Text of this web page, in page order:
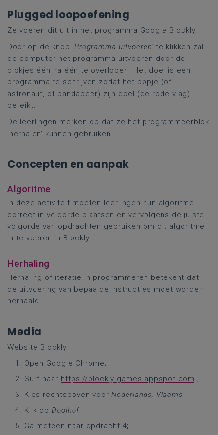
Plugged loopoefening
Ze voeren dit uit in het programma Google Blockly.
Door op de knop 'Programma uitvoeren' te klikken zal
de computer het programma uitvoeren door de
blokjes één na één te overlopen. Het doel is een
programma te schrijven zodat het popje (of
astronaut, of pandabeer) zijn doel (de rode vlag)
bereikt.
De leerlingen merken op dat ze het programmeerblok
'herhalen' kunnen gebruiken.
Concepten en aanpak
Algoritme
In deze activiteit moeten leerlingen hun algoritme
correct in volgorde plaatsen en vervolgens de juiste
volgorde van opdrachten gebruiken om dit algoritme
in te voeren in Blockly.
Herhaling
Herhaling of iteratie in programmeren betekent dat
de uitvoering van bepaalde instructies moet worden
herhaald.
Media
Website Blockly
Open Google Chrome;
Surf naar https://blockly-games.appspot.com ;
Kies rechtsboven voor Nederlands, Vlaams;
Klik op Doolhof;
Ga meteen naar opdracht 4;